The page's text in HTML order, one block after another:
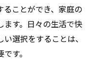
向けた小さな一歩
方法
ることができ、家庭の
ます。日々の生活で快
選択をすることは、
す。